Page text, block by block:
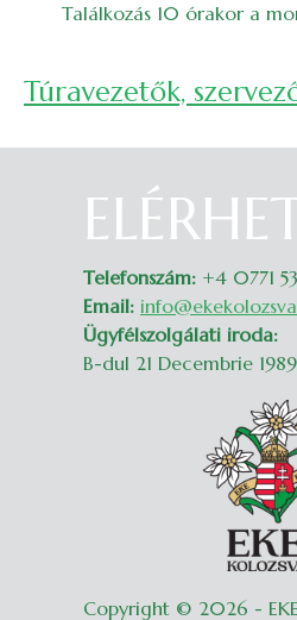
Találkozás 10 órakor a
Túravezetők,
Telefonszám: +4 0771
Email:
Ügyfélszolgálati iroda:
B-dul 21 Decembrie 1989
Copyright © 2026 - EKE